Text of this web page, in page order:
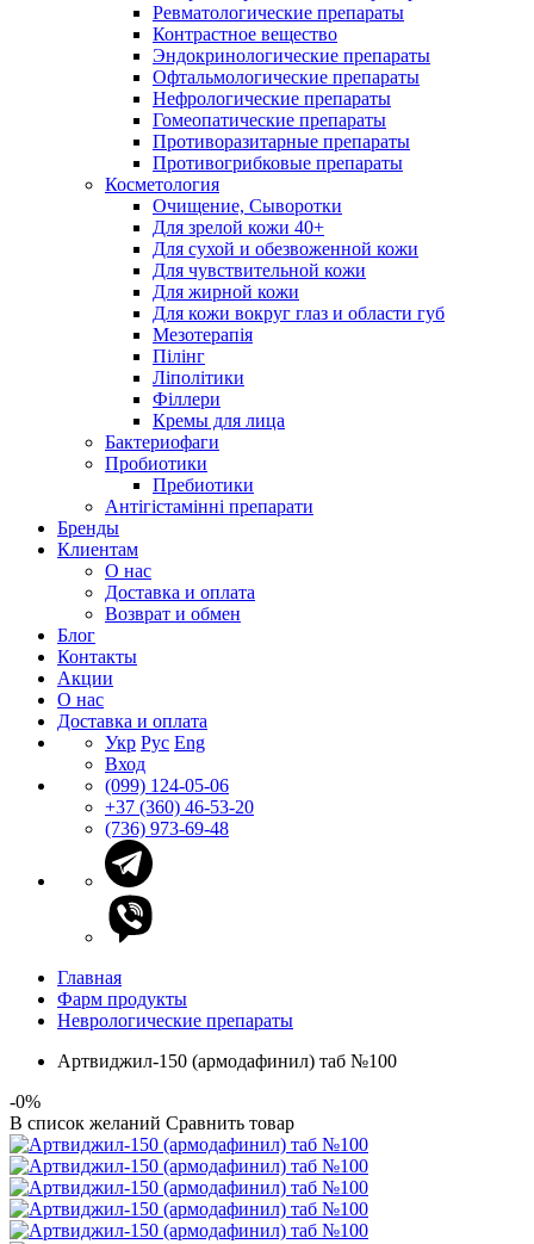
Ревматологические препараты
Контрастное вещество
Эндокринологические препараты
Офтальмологические препараты
Нефрологические препараты
Гомеопатические препараты
Противоразитарные препараты
Противогрибковые препараты
Косметология
Очищение, Сыворотки
Для зрелой кожи 40+
Для сухой и обезвоженной кожи
Для чувствительной кожи
Для жирной кожи
Для кожи вокруг глаз и области губ
Мезотерапія
Пілінг
Ліполітики
Філлери
Кремы для лица
Бактериофаги
Пробиотики
Пребиотики
Антігістамінні препарати
Бренды
Клиентам
О нас
Доставка и оплата
Возврат и обмен
Блог
Контакты
Акции
О нас
Доставка и оплата
Укр Рус Eng
Вход
(099) 124-05-06
+37 (360) 46-53-20
(736) 973-69-48
Главная
Фарм продукты
Неврологические препараты
Артвиджил-150 (армодафинил) таб №100
-0%
В список желаний Сравнить товар